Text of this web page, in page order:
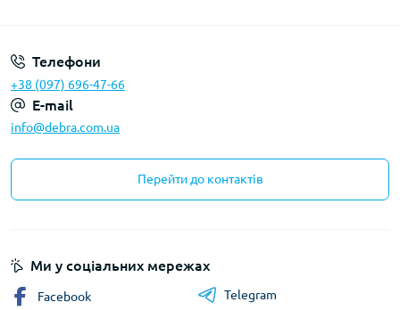
Телефони
+38 (097) 696-47-66
E-mail
info@debra.com.ua
Перейти до контактів
Ми у соціальних мережах
Facebook
Telegram